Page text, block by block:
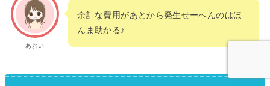
あおい
余計な費用があとから発生せーへんのはほ
んま助かる♪